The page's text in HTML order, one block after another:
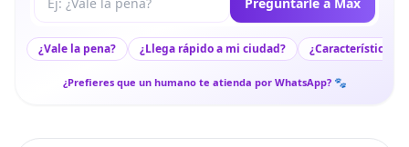
¿Vale la pena? ¿Llega rápido a mi ciudad? ¿Características
¿Prefieres que un humano te atienda por WhatsApp? 🐾